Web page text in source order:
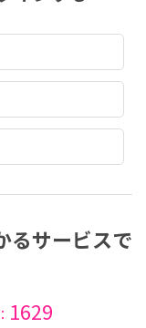
るサービスで
1629